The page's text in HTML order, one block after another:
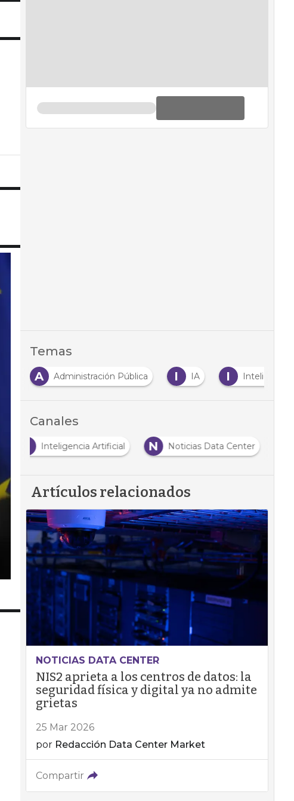
Temas
A Administración Pública I IA I Inteligencia
Canales
Inteligencia Artificial N Noticias Data Center
Artículos relacionados
NOTICIAS DATA CENTER
NIS2 aprieta a los centros de datos: la
seguridad física y digital ya no admite
grietas
25 Mar 2026
por Redacción Data Center Market
Compartir